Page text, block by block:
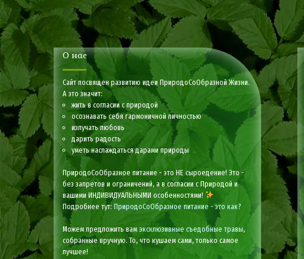
О нас
Сайт посвящен развитию идеи ПриродоСоОбразной Жизни.
А это значит:
жить в согласии с природой
осознавать себя гармоничной личностью
излучать любовь
дарить радость
уметь наслаждаться дарами природы
ПриродоСоОбразное питание - это НЕ сыроедение! Это -
без запретов и ограничений, а в согласии с Природой и
вашими ИНДИВИДУАЛЬНЫМИ особенностями!
Подробнее тут: ПриродоСоОбразное питание - это как?
Можем предложить вам эксклюзивные съедобные травы,
собранные вручную. То, что кушаем сами, только самое
лучшее!